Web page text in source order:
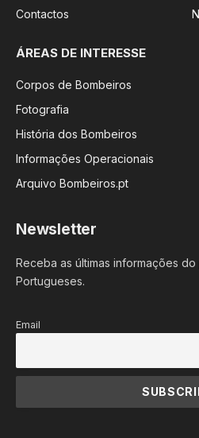
Contactos
ÁREAS DE INTERESSE
Corpos de Bombeiros
Fotografia
História dos Bombeiros
Informações Operacionais
Arquivo Bombeiros.pt
Newsletter
Receba as últimas informações
Portugueses.
Email